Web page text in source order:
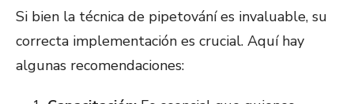
Si bien la técnica de pipetování es invaluable, su
correcta implementación es crucial. Aquí hay
algunas recomendaciones: